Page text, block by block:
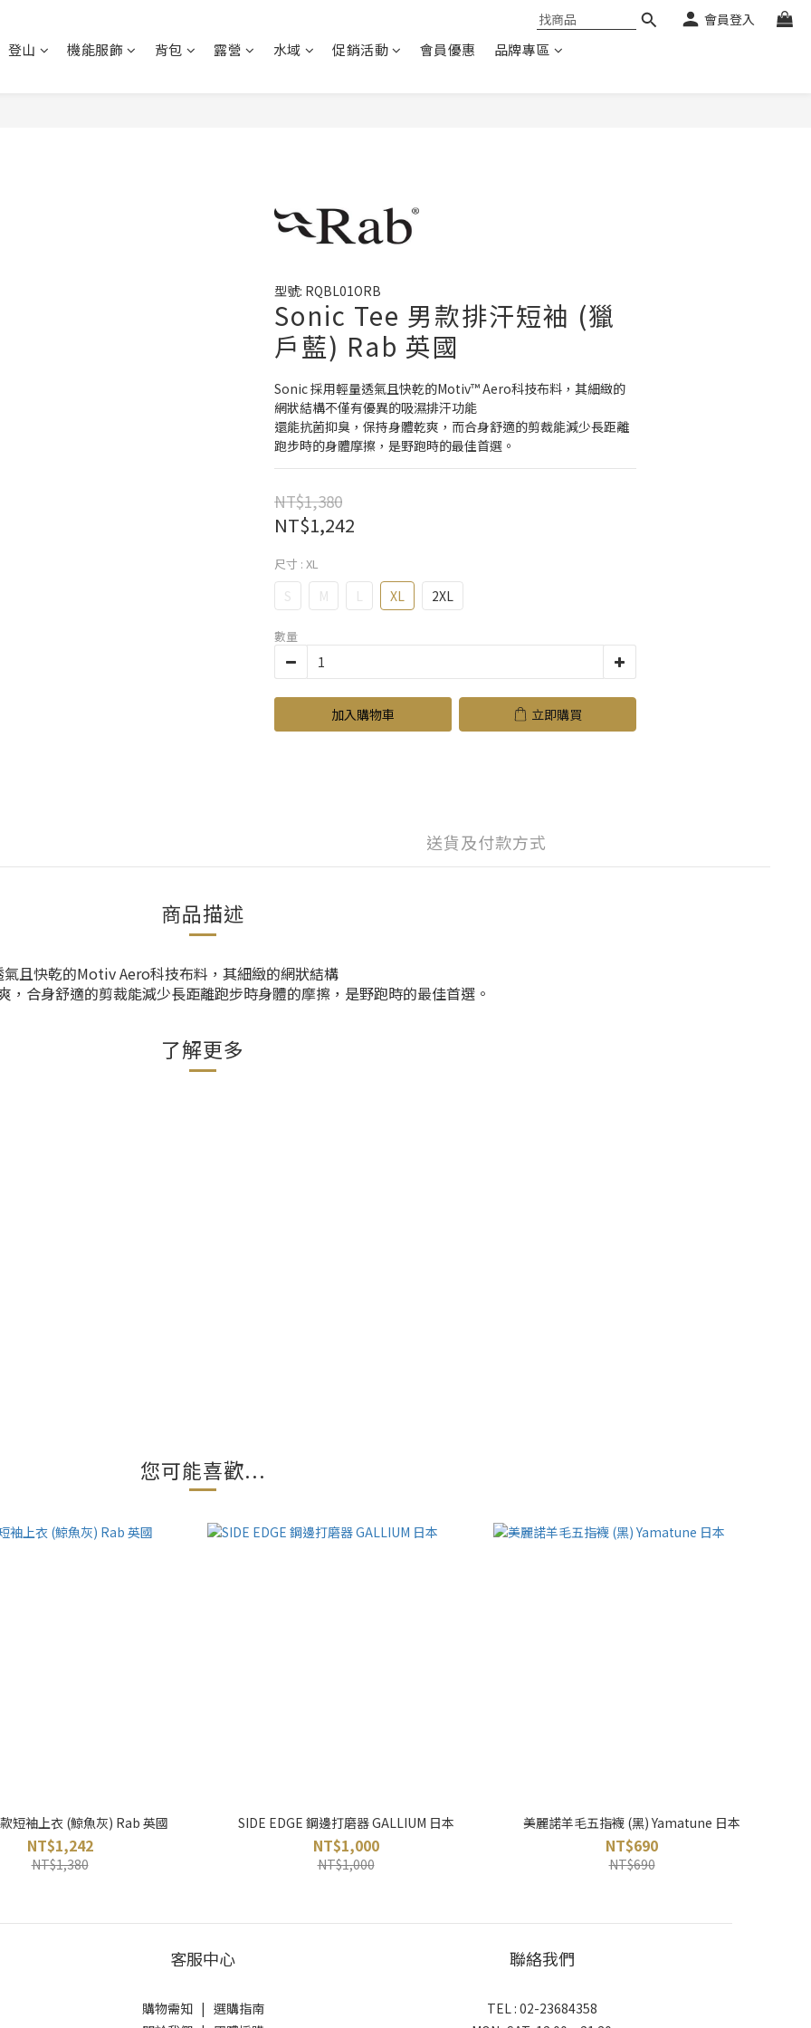
會員登入
登山 機能服飾 背包 露營 水域 促銷活動 會員優惠 品牌專區
型號: RQBL01ORB
Sonic Tee 男款排汗短袖 (獵
戶藍) Rab 英國
Sonic 採用輕量透氣且快乾的Motiv™ Aero科技布料，其細緻的
網狀結構不僅有優異的吸濕排汗功能
還能抗菌抑臭，保持身體乾爽，而合身舒適的剪裁能減少長距離
跑步時的身體摩擦，是野跑時的最佳首選。
NT$1,380
NT$1,242
尺寸 : XL
S M L XL 2XL
數量
加入購物車 立即購買
送貨及付款方式
商品描述
且快乾的Motiv Aero科技布料，其細緻的網狀結構
合身舒適的剪裁能減少長距離跑步時身體的摩擦，是野跑時的最佳首選。
了解更多
您可能喜歡...
短袖上衣 (鯨魚灰) Rab 英國
NT$1,242
NT$1,380
SIDE EDGE 鋼邊打磨器 GALLIUM 日本
NT$1,000
NT$1,000
美麗諾羊毛五指襪 (黑) Yamatune 日本
NT$690
NT$690
客服中心
購物需知| 選購指南
聯絡我們
TEL : 02-23684358